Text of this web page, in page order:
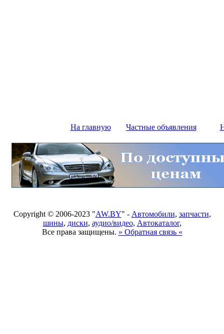
На главную Частные объявления
Copyright © 2006-2023 "AW.BY" - Автомобили, запчасти,
шины, диски, аудио/видео, Автокаталог,
Все права защищены. » Обратная связь «